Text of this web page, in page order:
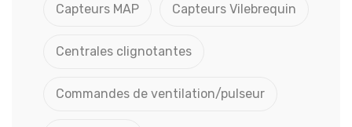
Capteurs MAP Capteurs Vilebrequin
Centrales clignotantes
Commandes de ventilation/pulseur